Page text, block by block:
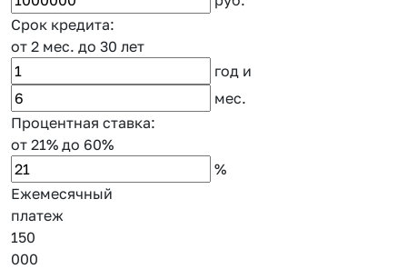
Срок кредита:
от 2 мес. до 30 лет
год и
мес.
Процентная ставка:
от 21% до 60%
%
Ежемесячный
платеж
150
000